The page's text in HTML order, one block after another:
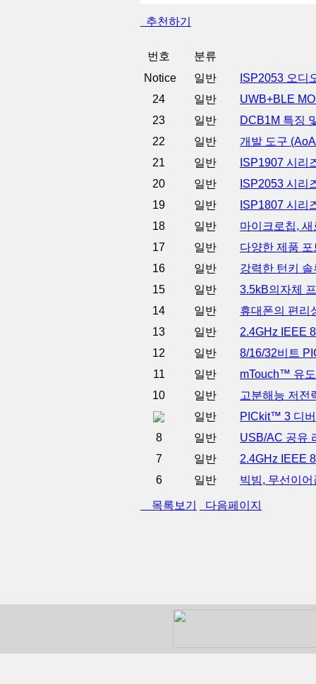
추천하기
번호
분류
Notice
일반
ISP2053 오디
24
일반
UWB+BLE
23
일반
DCB1M 특징
22
일반
개발 도구
21
일반
ISP1907 시리
20
일반
ISP2053 시리
19
일반
ISP1807 시리
18
일반
마이크로칩,
17
일반
다양한 제품
16
일반
강력한 턴키
15
일반
3.5kB의자체
14
일반
휴대폰의 편리
13
일반
2.4GHz IEEE
12
일반
8/16/32비트
11
일반
mTouch™ 유
10
일반
고분해능 저전
일반
PICkit™ 3 디
8
일반
USB/AC 공유
7
일반
2.4GHz IEEE
6
일반 빅빔, 무선이어
목록보기 다음페이지